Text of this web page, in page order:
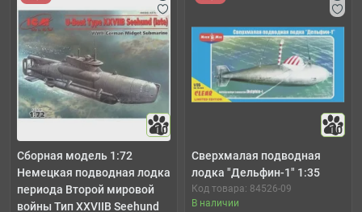
10
Сборная модель 1:72
Немецкая подводная лодка
периода Второй мировой
войны Тип XXVIIB Seehund
10
Сверхмалая подводная
лодка "Дельфин-1" 1:35
Код товара: 84526-09
В наличии